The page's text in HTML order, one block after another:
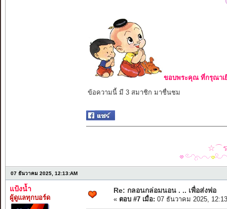
ขอบพระคุณ ที่กรุณาเ
ข้อความนี้ มี 3 สมาชิก มาชื่นชม
☆⌒ร
07 ธันวาคม 2025, 12:13:AM
แป้งน้ำ
ผู้ดูแลทุกบอร์ด
Re: กลอนกล่อมนอน . .. เพื่อส่งพ่อ
« ตอบ #7 เมื่อ: 07 ธันวาคม 2025,